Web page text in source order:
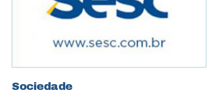
Sociedade